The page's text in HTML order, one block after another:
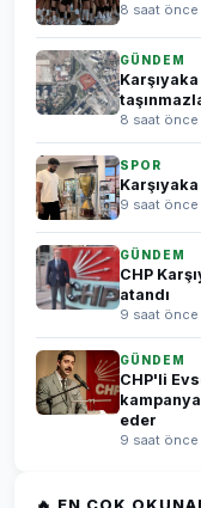
8 saat önce
GÜNDEM
8 saat önce
SPOR
9 saat önce
GÜNDEM
CHP
atandı
9 saat önce
GÜNDEM
CHP'li
eder
9 saat önce